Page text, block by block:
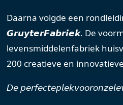
Daarna volgde een
𝙂𝙧𝙪𝙮𝙩𝙚𝙧𝙁𝙖𝙗𝙧𝙞𝙚𝙠. De
levensmiddelenfabriek
200 creatieve en
𝘋𝘦